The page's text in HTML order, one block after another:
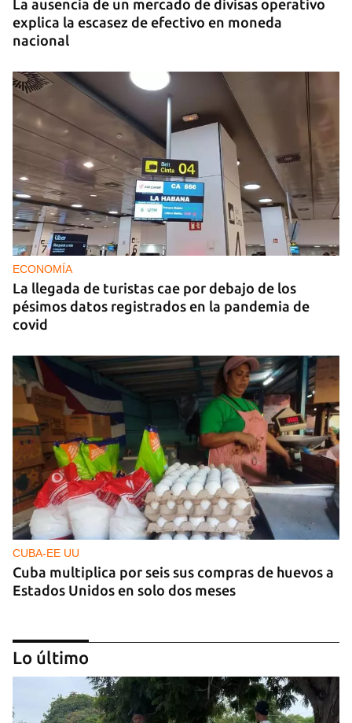
La ausencia de un mercado de divisas operativo
explica la escasez de efectivo en moneda
nacional
ECONOMÍA
La llegada de turistas cae por debajo de los
pésimos datos registrados en la pandemia de
covid
CUBA-EE UU
Cuba multiplica por seis sus compras de huevos a
Estados Unidos en solo dos meses
Lo último